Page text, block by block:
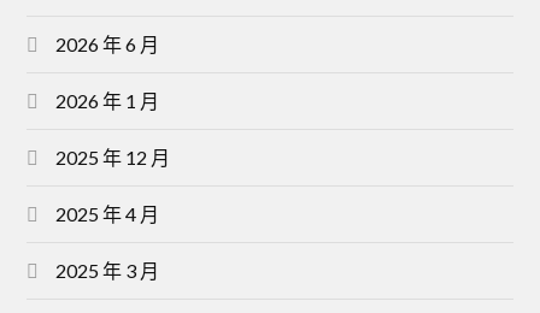
2026 年 6 月
2026 年 1 月
2025 年 12 月
2025 年 4 月
2025 年 3 月